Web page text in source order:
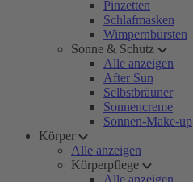
Pinzetten
Schlafmasken
Wimpernbürsten
Sonne & Schutz
Alle anzeigen
After Sun
Selbstbräuner
Sonnencreme
Sonnen-Make-up
Körper
Alle anzeigen
Körperpflege
Alle anzeigen